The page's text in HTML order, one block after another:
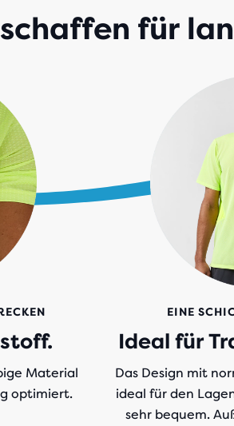
für
Material
optimiert.
EINE
Ideal für
Das Design mit
ideal für den
sehr bequem.